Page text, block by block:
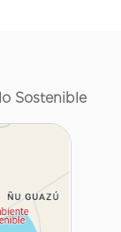
Sostenible